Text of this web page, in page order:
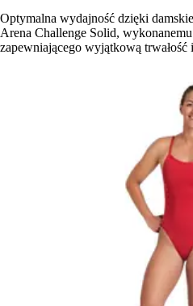
Optymalna wydajność dzięki
Arena Challenge Solid,
zapewniającego wyjątkową trwałość